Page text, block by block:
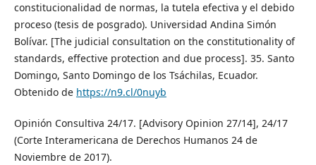
constitucionalidad de normas, la tutela efectiva y el debido
proceso (tesis de posgrado). Universidad Andina Simón
Bolívar. [The judicial consultation on the constitutionality of
standards, effective protection and due process]. 35. Santo
Domingo, Santo Domingo de los Tsáchilas, Ecuador.
Obtenido de https://n9.cl/0nuyb
Opinión Consultiva 24/17. [Advisory Opinion 27/14], 24/17
(Corte Interamericana de Derechos Humanos 24 de
Noviembre de 2017).